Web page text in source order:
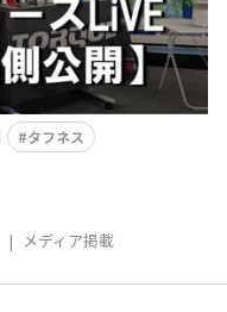
タフネス
| メディア掲載